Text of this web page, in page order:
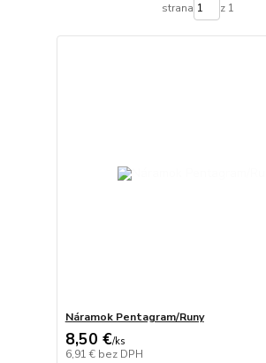
strana z 1
Náramok Pentagram/Runy
8,50 €/ks
6,91 € bez DPH